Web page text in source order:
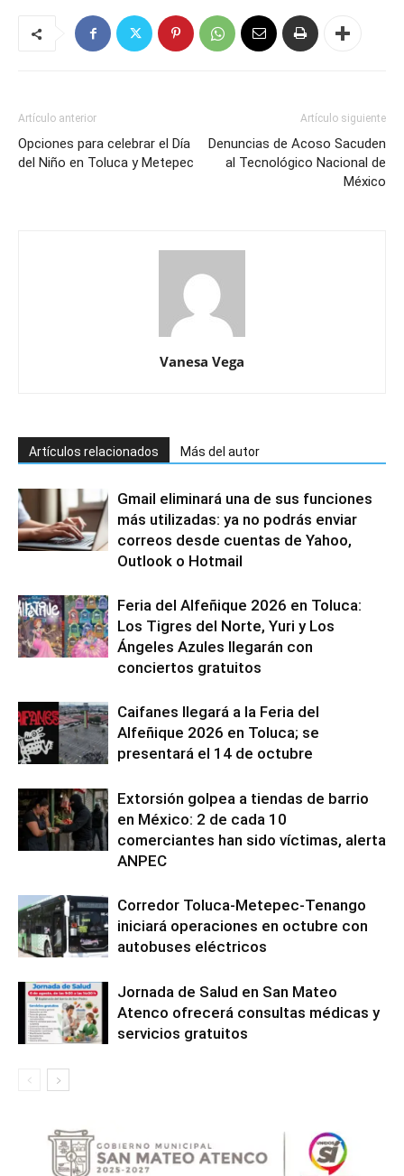
Artículo anterior
Opciones para celebrar el Día
del Niño en Toluca y Metepec
Artículo siguiente
Denuncias de Acoso Sacuden
al Tecnológico Nacional de
México
Vanesa Vega
Artículos relacionados Más del autor
Gmail eliminará una de sus funciones
más utilizadas: ya no podrás enviar
correos desde cuentas de Yahoo,
Outlook o Hotmail
Feria del Alfeñique 2026 en Toluca:
Los Tigres del Norte, Yuri y Los
Ángeles Azules llegarán con
conciertos gratuitos
Caifanes llegará a la Feria del
Alfeñique 2026 en Toluca; se
presentará el 14 de octubre
Extorsión golpea a tiendas de barrio
en México: 2 de cada 10
comerciantes han sido víctimas, alerta
ANPEC
Corredor Toluca-Metepec-Tenango
iniciará operaciones en octubre con
autobuses eléctricos
Jornada de Salud en San Mateo
Atenco ofrecerá consultas médicas y
servicios gratuitos